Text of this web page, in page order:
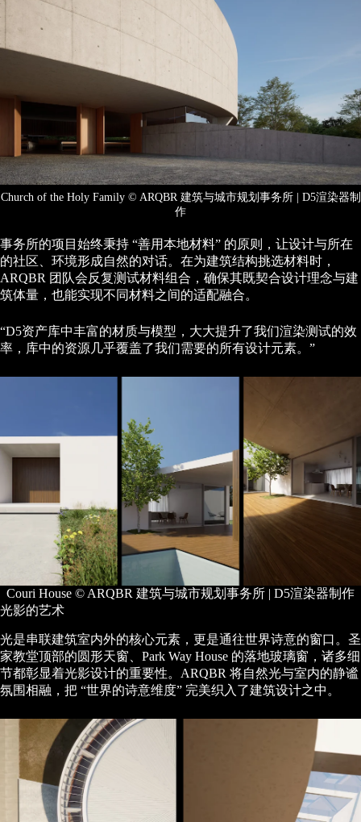
Church of the Holy Family © ARQBR 建筑与城市规划事务所 | D5渲染器制
作
事务所的项目始终秉持 “善用本地材料” 的原则，让设计与所在
的社区、环境形成自然的对话。在为建筑结构挑选材料时，
ARQBR 团队会反复测试材料组合，确保其既契合设计理念与建
筑体量，也能实现不同材料之间的适配融合。
“D5资产库中丰富的材质与模型，大大提升了我们渲染测试的效
率，库中的资源几乎覆盖了我们需要的所有设计元素。”
Couri House © ARQBR 建筑与城市规划事务所 | D5渲染器制作
光影的艺术
光是串联建筑室内外的核心元素，更是通往世界诗意的窗口。圣
家教堂顶部的圆形天窗、Park Way House 的落地玻璃窗，诸多细
节都彰显着光影设计的重要性。ARQBR 将自然光与室内的静谧
氛围相融，把 “世界的诗意维度” 完美织入了建筑设计之中。